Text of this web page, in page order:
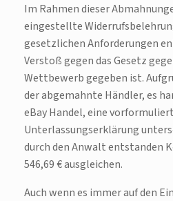
Im Rahmen dieser
eingestellte
gesetzlichen Anforderungen
Verstoß gegen das Gesetz
Wettbewerb gegeben ist.
der abgemahnte Händler, es
eBay Handel, eine
Unterlassungserklärung
durch den Anwalt entstanden
546,69 € ausgleichen.
Auch wenn es immer auf den